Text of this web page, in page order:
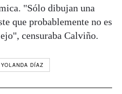
"Sólo dibujan una
que probablemente no es
censuraba Calviño.
YOLANDA DÍAZ